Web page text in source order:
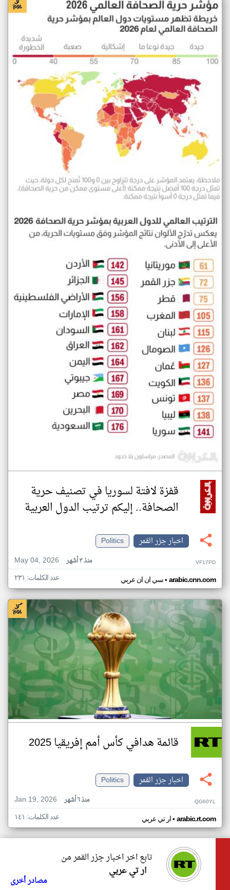
قفزة لافتة لسوريا في تصنيف حرية
الصحافة.. إليكم ترتيب الدول العربية
اخبار جزر القمر
Politics
May 04, 2026
منذ ٣ أشهر VF17PD
سي ان ان عربي• arabic.cnn.com عدد الكلمات: ٢٣١
قائمة هدافي كأس أمم إفريقيا 2025
اخبار جزر القمر
Politics
Jan 19, 2026
منذ ٦ أشهر QG60YL
ار تي عربي• arabic.rt.com عدد الكلمات: ١٤١
تابع اخر اخبار جزر القمر من
ار تي عربي
مصادر أخرى